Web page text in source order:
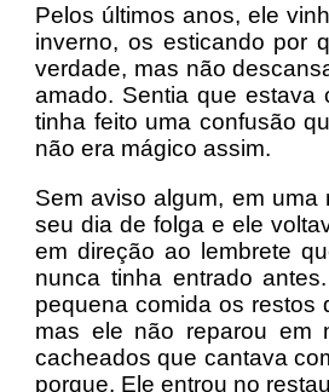
Pelos últimos anos, ele
inverno, os esticando por
verdade, mas não
amado. Sentia que estava
tinha feito uma confusão
não era mágico assim.
Sem aviso algum, em uma
seu dia de folga e ele
em direção ao lembrete
nunca tinha entrado
pequena comida os restos
mas ele não reparou em
cacheados que cantava
porque. Ele entrou no